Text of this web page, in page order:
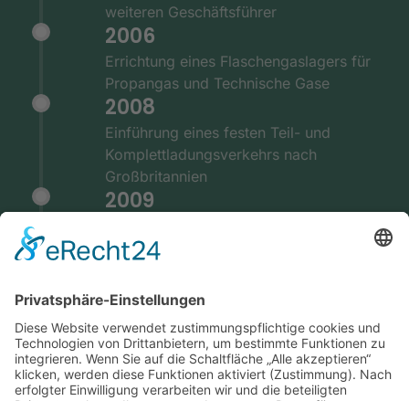
weiteren Geschäftsführer
2006
Errichtung eines Flaschengaslagers für
Propangas und Technische Gase
2008
Einführung eines festen Teil- und
Komplettladungsverkehrs nach
Großbritannien
2009
GPS und Telematiksystemen
Ausbau der Kapazität des
Flaschengaslagers für Propangas und
Technische Gase
2014
Umzug innerhalb Heusenstamms in